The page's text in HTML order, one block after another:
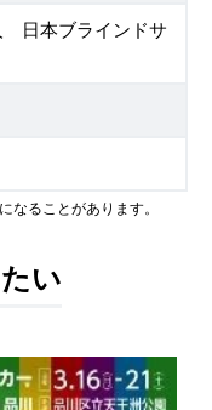
日本ブラインドサ
なることがあります。
い